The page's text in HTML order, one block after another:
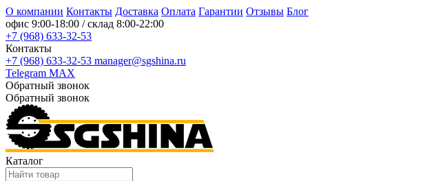
О компании Контакты Доставка Оплата Гарантии Отзывы Блог
офис 9:00-18:00 / склад 8:00-22:00
+7 (968) 633-32-53
Контакты
+7 (968) 633-32-53 manager@sgshina.ru
Telegram MAX
Обратный звонок
Обратный звонок
Каталог